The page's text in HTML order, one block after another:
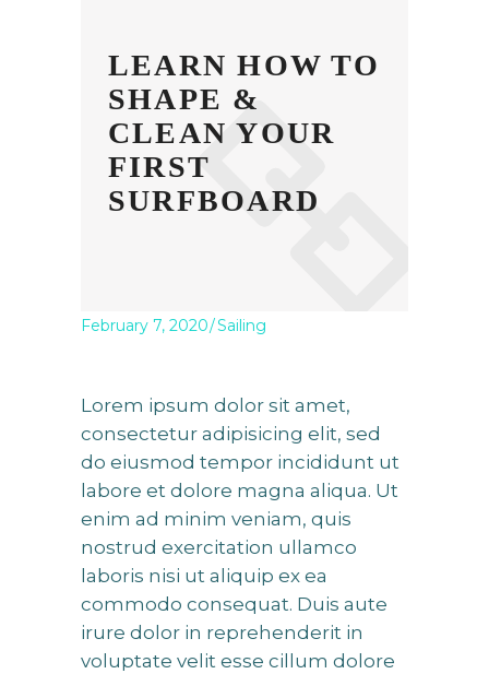
LEARN HOW TO
SHAPE &
CLEAN YOUR
FIRST
SURFBOARD
February 7, 2020 Sailing
Lorem ipsum dolor sit amet,
consectetur adipisicing elit, sed
do eiusmod tempor incididunt ut
labore et dolore magna aliqua. Ut
enim ad minim veniam, quis
nostrud exercitation ullamco
laboris nisi ut aliquip ex ea
commodo consequat. Duis aute
irure dolor in reprehenderit in
voluptate velit esse cillum dolore